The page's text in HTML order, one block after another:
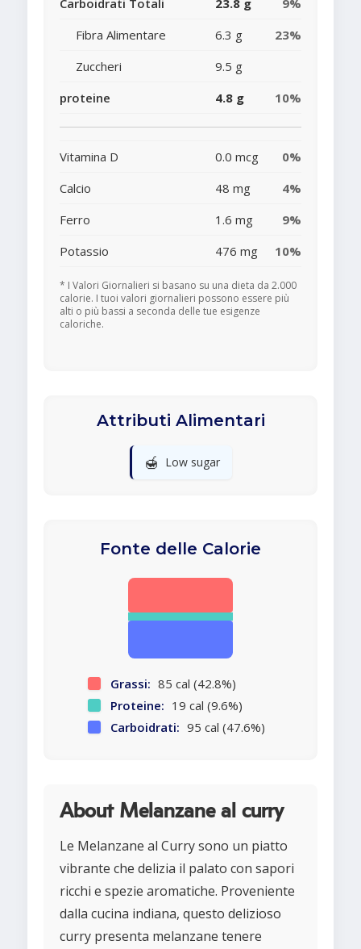
Carboidrati Totali 23.8 g
9%
Fibra Alimentare
6.3 g
23%
Zuccheri
9.5 g
proteine
4.8 g 10%
Vitamina D 0.0 mcg
0%
Calcio
48 mg
4%
Ferro
1.6 mg
9%
Potassio
476 mg 10%
* I Valori Giornalieri si basano su una dieta da 2.000
calorie. I tuoi valori giornalieri possono essere più
alti o più bassi a seconda delle tue esigenze
caloriche.
Attributi Alimentari
🍯 Low sugar
Fonte delle Calorie
Grassi: 85 cal (42.8%)
Proteine: 19 cal (9.6%)
Carboidrati: 95 cal (47.6%)
About Melanzane al curry
Le Melanzane al Curry sono un piatto
vibrante che delizia il palato con sapori
ricchi e spezie aromatiche. Proveniente
dalla cucina indiana, questo delizioso
curry presenta melanzane tenere